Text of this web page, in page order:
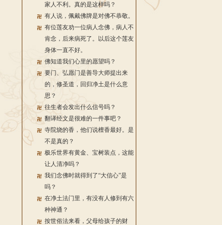
家人不利。真的是这样吗？
有人说，佩戴佛牌是对佛不恭敬。
有位莲友劝一位病人念佛，病人不
肯念，后来病死了。以后这个莲友
身体一直不好。
佛知道我们心里的愿望吗？
要门、弘愿门是善导大师提出来
的，修圣道，回归净土是什么意
思？
往生者会发出什么信号吗？
翻译经文是很难的一件事吧？
寺院烧的香，他们说檀香最好。是
不是真的？
极乐世界有黄金、宝树装点，这能
让人清净吗？
我们念佛时就得到了“大信心”是
吗？
在净土法门里，有没有人修到有六
种神通？
按世俗法来看，父母给孩子的财